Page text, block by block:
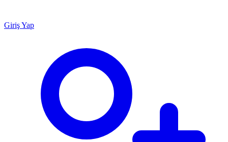
Giriş Yap